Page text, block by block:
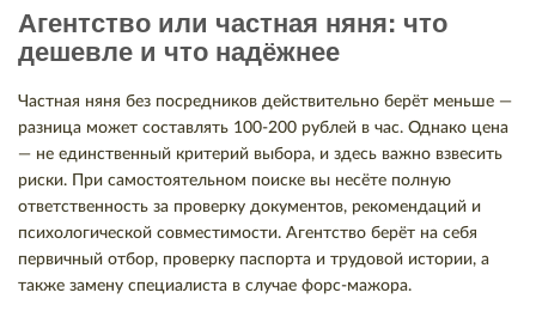
Агентство или частная няня: что
дешевле и что надёжнее
Частная няня без посредников действительно берёт меньше —
разница может составлять 100-200 рублей в час. Однако цена
— не единственный критерий выбора, и здесь важно взвесить
риски. При самостоятельном поиске вы несёте полную
ответственность за проверку документов, рекомендаций и
психологической совместимости. Агентство берёт на себя
первичный отбор, проверку паспорта и трудовой истории, а
также замену специалиста в случае форс-мажора.